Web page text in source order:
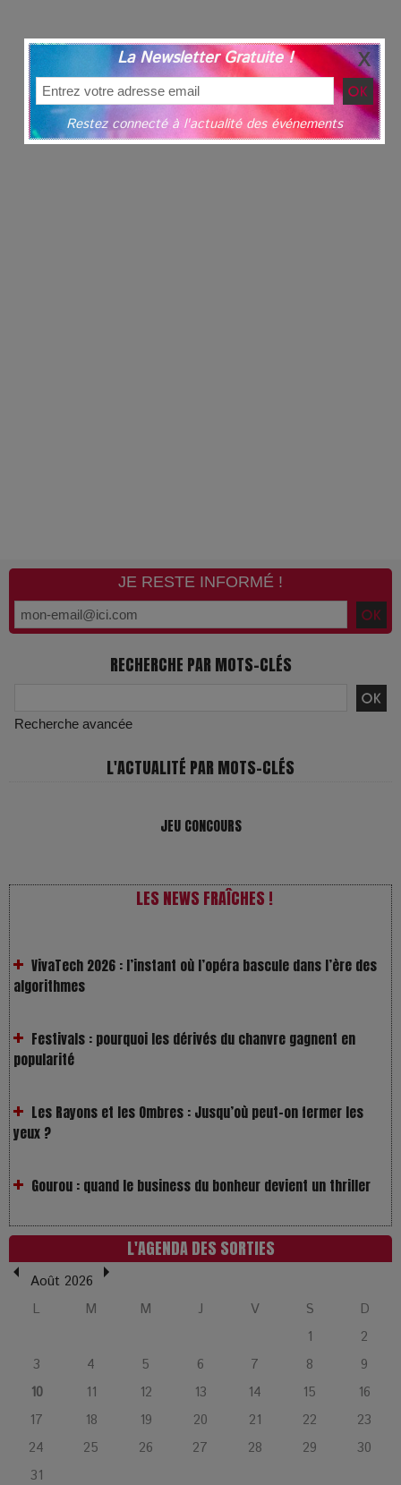
JE RESTE INFORMÉ !
RECHERCHE PAR MOTS-CLÉS
Recherche avancée
L'ACTUALITÉ PAR MOTS-CLÉS
JEU CONCOURS
LES NEWS FRAÎCHES !
LOL 2.0 : aimer, grandir et se comprendre à l’ère des
L’Affaire Bojarski : entre faux billets et vraie tragédie
L’or blanc à la croisée des chemins : Rumilly interroge
l’avenir de la montagne française
La Femme de Ménage : Plongez dans le thriller
psychologique qui a conquis le monde !
L'AGENDA DES SORTIES
Août 2026
L
M M J V S
D
1
2
3
4 5 6 7 8
9
10
11 12 13 14 15
16
17
18 19 20 21 22
23
24
25 26 27 28 29
30
31
La Newsletter Gratuite !
Restez connecté à l'actualité des événements